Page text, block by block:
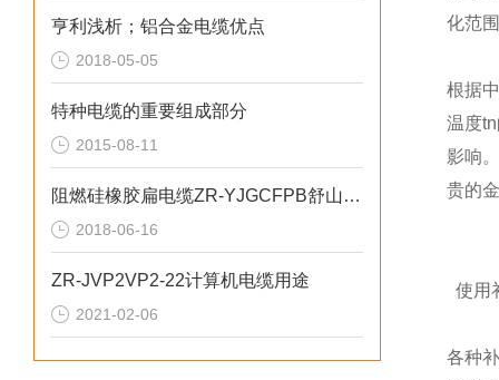
亨利浅析；铝合金电缆优点
2018-05-05
特种电缆的重要组成部分
2015-08-11
阻燃硅橡胶扁电缆ZR-YJGCFPB舒山车辆
2018-06-16
ZR-JVP2VP2-22计算机电缆用途
2021-02-06
化范
根据
温度
影响
贵的
使用
各种